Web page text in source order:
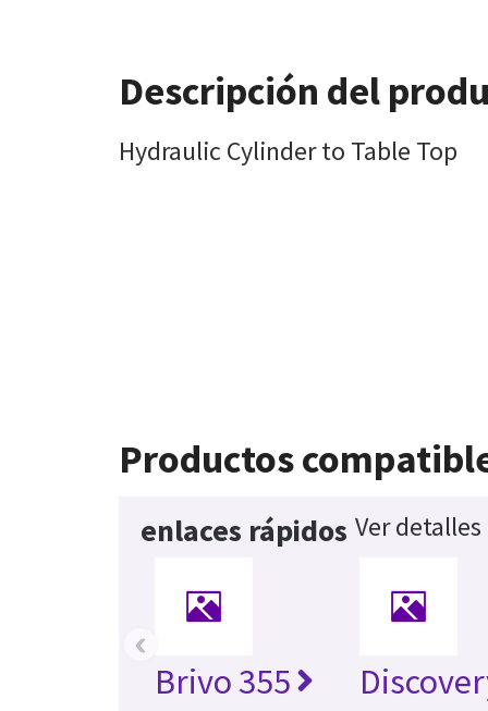
Descripción del
Hydraulic Cylinder to Table Top
Productos
enlaces rápidos Ver
Brivo 355
‹